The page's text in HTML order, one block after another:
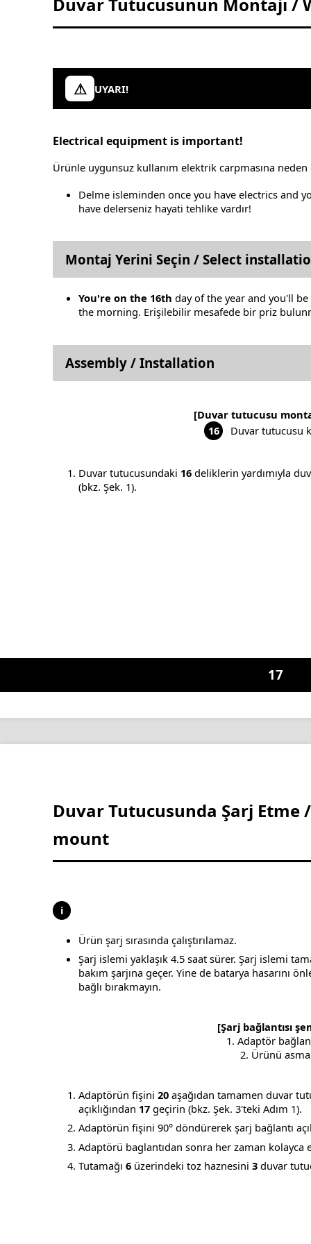
Duvar Tutucusunun Montajı
UYARI!
Electrical equipment is important!
Ürünle uygunsuz kullanım elektrik carpmasına
Delme isleminden once you have electrics and
have delerseniz hayati tehlike vardır!
Montaj Yerini Seçin / Select
You're on the 16th day of the yearand you'll
the morning. Erişilebilir mesafede bir priz
Assembly / Installation
[Duvar tutucusu
16
Duvar tutucusu
Duvar tutucusundaki 16 deliklerin yardımıyla
(bkz. Şek. 1).
17
Duvar Tutucusunda Şarj Etme
mount
i
Ürün şarj sırasında çalıştırılamaz.
Şarj islemi yaklaşık 4.5 saat sürer. Şarj islemi
bakım şarjına geçer. Yine de batarya hasarını
bağlı bırakmayın.
[Şarj bağlantısı
1. Adaptör
2. Ürünü asma
Adaptörün fişini20 aşağıdan tamamen duvar
açıklığından 17 geçirin (bkz. Şek. 3'teki Adım 1).
Adaptörün fişini 90° döndürerek şarj bağlantı
Adaptörü baglantıdan sonra her zaman
Tutamağı6 üzerindeki toz haznesini3 duvar